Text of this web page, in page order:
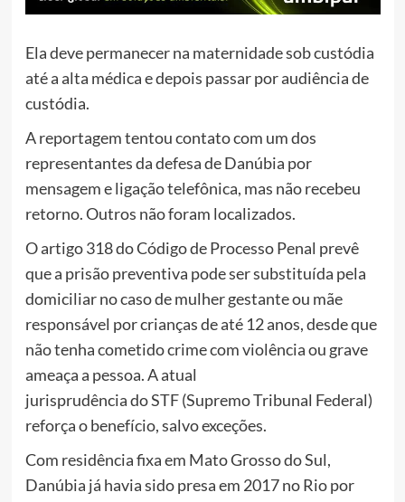
Ela deve permanecer na maternidade sob custódia
até a alta médica e depois passar por audiência de
custódia.
A reportagem tentou contato com um dos
representantes da defesa de Danúbia por
mensagem e ligação telefônica, mas não recebeu
retorno. Outros não foram localizados.
O artigo 318 do Código de Processo Penal prevê
que a prisão preventiva pode ser substituída pela
domiciliar no caso de mulher gestante ou mãe
responsável por crianças de até 12 anos, desde que
não tenha cometido crime com violência ou grave
ameaça a pessoa. A atual
jurisprudência do STF (Supremo Tribunal Federal)
reforça o benefício, salvo exceções.
Com residência fixa em Mato Grosso do Sul,
Danúbia já havia sido presa em 2017 no Rio por